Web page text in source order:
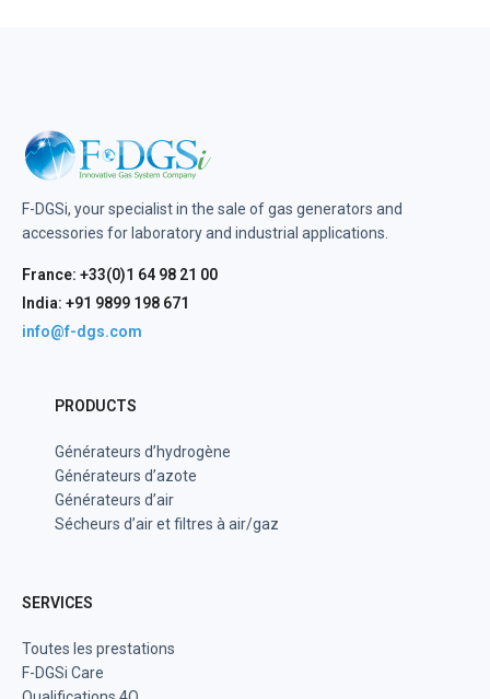
F-DGSi, your specialist in the sale of gas generators and
accessories for laboratory and industrial applications.
France: +33(0)1 64 98 21 00
India: +91 9899 198 671
info@f-dgs.com
PRODUCTS
Générateurs d’hydrogène
Générateurs d’azote
Générateurs d’air
Sécheurs d’air et filtres à air/gaz
SERVICES
Toutes les prestations
F-DGSi Care